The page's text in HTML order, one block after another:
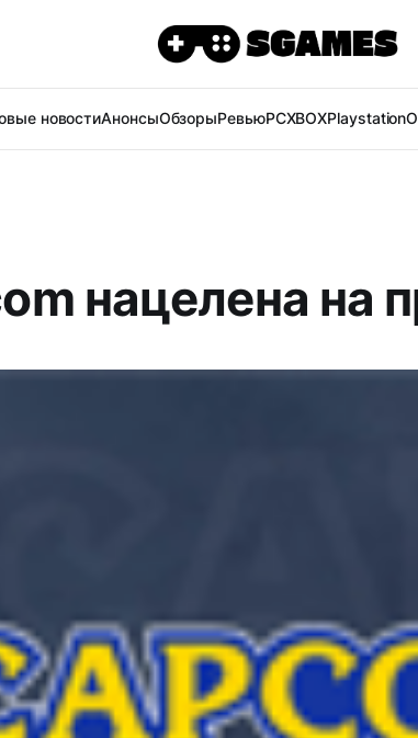
новостиАнонсыОбзорыРевьюPCXBOXPlaystation
нацелена на